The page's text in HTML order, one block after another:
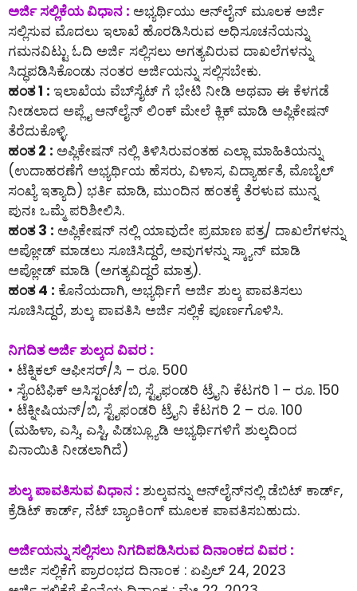
ಅರ್ಜಿ ಸಲ್ಲಿಕೆಯ ವಿಧಾನ : ಅಭ್ಯರ್ಥಿಯು ಆನ್‌ಲೈನ್‌ ಮೂಲಕ ಅರ್ಜಿ
ಸಲ್ಲಿಸುವ ಮೊದಲು ಇಲಾಖೆ ಹೊರಡಿಸಿರುವ ಅಧಿಸೂಚನೆಯನ್ನು
ಗಮನವಿಟ್ಟು ಓದಿ ಅರ್ಜಿ ಸಲ್ಲಿಸಲು ಅಗತ್ಯವಿರುವ ದಾಖಲೆಗಳನ್ನು
ಸಿದ್ಧಪಡಿಸಿಕೊಂಡು ನಂತರ ಅರ್ಜಿಯನ್ನು ಸಲ್ಲಿಸಬೇಕು.
ಹಂತ 1 : ಇಲಾಖೆಯ ವೆಬ್‌ಸೈಟ್ ಗೆ ಭೇಟಿ ನೀಡಿ ಅಥವಾ ಈ ಕೆಳಗಡೆ
ನೀಡಲಾದ ಅಪ್ಲೈ ಆನ್‌ಲೈನ್‌ ಲಿಂಕ್ ಮೇಲೆ ಕ್ಲಿಕ್ ಮಾಡಿ ಅಪ್ಲಿಕೇಷನ್
ತೆರೆದುಕೊಳ್ಳಿ.
ಹಂತ 2 : ಅಪ್ಲಿಕೇಷನ್ ನಲ್ಲಿ ತಿಳಿಸಿರುವಂತಹ ಎಲ್ಲಾ ಮಾಹಿತಿಯನ್ನು
(ಉದಾಹರಣೆಗೆ ಅಭ್ಯರ್ಥಿಯ ಹೆಸರು, ವಿಳಾಸ, ವಿದ್ಯಾರ್ಹತೆ, ಮೊಬೈಲ್
ಸಂಖ್ಯೆ ಇತ್ಯಾದಿ) ಭರ್ತಿ ಮಾಡಿ, ಮುಂದಿನ ಹಂತಕ್ಕೆ ತೆರಳುವ ಮುನ್ನ
ಪುನಃ ಒಮ್ಮೆ ಪರಿಶೀಲಿಸಿ.
ಹಂತ 3 : ಅಪ್ಲಿಕೇಷನ್ ನಲ್ಲಿ ಯಾವುದೇ ಪ್ರಮಾಣ ಪತ್ರ/ ದಾಖಲೆಗಳನ್ನು
ಅಪ್ಲೋಡ್ ಮಾಡಲು ಸೂಚಿಸಿದ್ದರೆ, ಅವುಗಳನ್ನು ಸ್ಕ್ಯಾನ್ ಮಾಡಿ
ಅಪ್ಲೋಡ್ ಮಾಡಿ (ಅಗತ್ಯವಿದ್ದರೆ ಮಾತ್ರ).
ಹಂತ 4 : ಕೊನೆಯದಾಗಿ, ಅಭ್ಯರ್ಥಿಗೆ ಅರ್ಜಿ ಶುಲ್ಕ ಪಾವತಿಸಲು
ಸೂಚಿಸಿದ್ದರೆ, ಶುಲ್ಕ ಪಾವತಿಸಿ ಅರ್ಜಿ ಸಲ್ಲಿಕೆ ಪೂರ್ಣಗೊಳಿಸಿ.
ನಿಗದಿತ ಅರ್ಜಿ ಶುಲ್ಕದ ವಿವರ :
• ಟೆಕ್ನಿಕಲ್ ಆಫೀಸರ್/ಸಿ – ರೂ. 500
• ಸೈಂಟಿಫಿಕ್ ಅಸಿಸ್ಟಂಟ್/ಬಿ, ಸ್ಟೈಫಂಡರಿ ಟ್ರೈನಿ ಕೆಟಗರಿ 1 – ರೂ. 150
• ಟೆಕ್ನೀಷಿಯನ್/ಬಿ, ಸ್ಟೈಫಂಡರಿ ಟ್ರೈನಿ ಕೆಟಗರಿ 2 – ರೂ. 100
(ಮಹಿಳಾ, ಎಸ್ಸಿ, ಎಸ್ಟಿ, ಪಿಡಬ್ಲ್ಯೂಡಿ ಅಭ್ಯರ್ಥಿಗಳಿಗೆ ಶುಲ್ಕದಿಂದ
ವಿನಾಯಿತಿ ನೀಡಲಾಗಿದೆ)
ಶುಲ್ಕ ಪಾವತಿಸುವ ವಿಧಾನ : ಶುಲ್ಕವನ್ನು ಆನ್‌ಲೈನ್‌ನಲ್ಲಿ ಡೆಬಿಟ್ ಕಾರ್ಡ್,
ಕ್ರೆಡಿಟ್ ಕಾರ್ಡ್, ನೆಟ್ ಬ್ಯಾಂಕಿಂಗ್ ಮೂಲಕ ಪಾವತಿಸಬಹುದು.
ಅರ್ಜಿಯನ್ನು ಸಲ್ಲಿಸಲು ನಿಗದಿಪಡಿಸಿರುವ ದಿನಾಂಕದ ವಿವರ :
ಅರ್ಜಿ ಸಲ್ಲಿಕೆಗೆ ಪ್ರಾರಂಭದ ದಿನಾಂಕ : ಏಪ್ರಿಲ್ 24, 2023